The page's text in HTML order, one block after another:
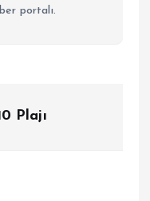
portalı.
Plajı